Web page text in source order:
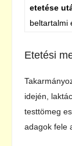
etetése
beltartalmi
Etetési
idején,
testtömeg
adagok fele